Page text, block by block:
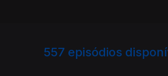
557 episódios